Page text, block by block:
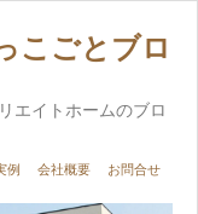
こごとブロ
エイトホームのブロ
例 会社概要 お問合せ